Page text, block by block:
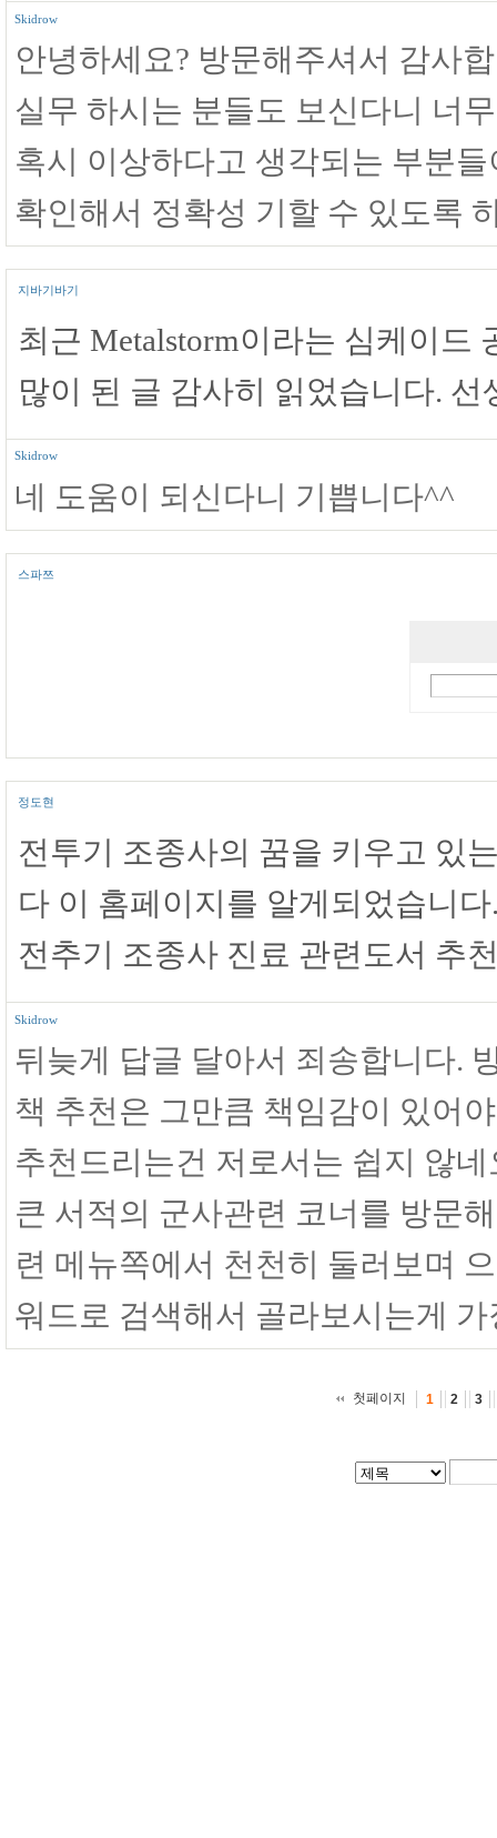
Skidrow
안녕하세요? 방문해주셔서 감사
실무 하시는 분들도 보신다니 너
혹시 이상하다고 생각되는 부분
확인해서 정확성 기할 수 있도록
지바기바기
최근 Metalstorm이라는 심케이드
많이 된 글 감사히 읽었습니다.
Skidrow
네 도움이 되신다니 기쁩니다^^
스파쯔
정도현
전투기 조종사의 꿈을 키우고 있
다 이 홈페이지를 알게되었습니다
전추기 조종사 진료 관련도서 추
Skidrow
뒤늦게 답글 달아서 죄송합니다.
책 추천은 그만큼 책임감이 있어
추천드리는건 저로서는 쉽지 않네
큰 서적의 군사관련 코너를 방문
련 메뉴쪽에서 천천히 둘러보며
워드로 검색해서 골라보시는게
첫페이지 1 2 3